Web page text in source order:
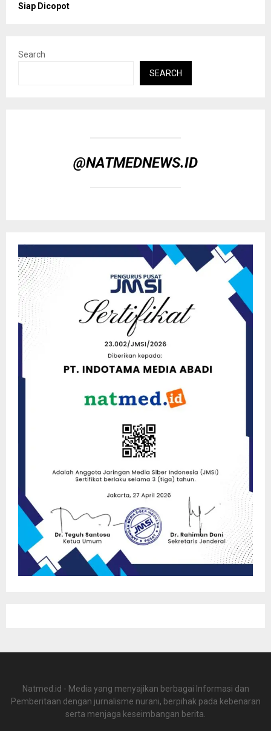
Siap Dicopot
Search
SEARCH
@NATMEDNEWS.ID
Natmed.id - Media yang menyajikan berbagai Informasi dan
Pemberitaan dengan jurnalisme nurani, berpihak pada kebenaran
serta menjaga keseimbangan berita.